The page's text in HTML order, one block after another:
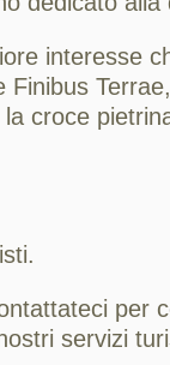
interesse
Finibus
croce
per
servizi